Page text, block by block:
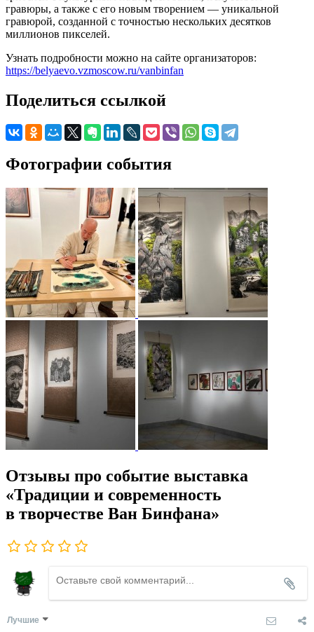
гравюры, а также с его новым творением — уникальной
гравюрой, созданной с точностью нескольких десятков
миллионов пикселей.
Узнать подробности можно на сайте организаторов:
https://belyaevo.vzmoscow.ru/vanbinfan
Поделиться ссылкой
Фотографии события
Отзывы про событие выставка
«Традиции и современность
в творчестве Ван Бинфана»
Лучшие